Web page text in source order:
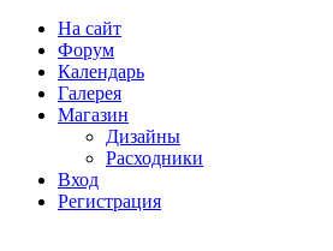
На сайт
Форум
Календарь
Галерея
Магазин
Дизайны
Расходники
Вход
Регистрация